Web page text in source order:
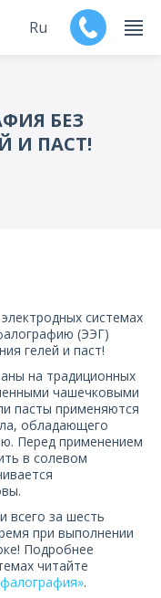
Ru
БЕЗ
И ПАСТ!
системах
(ЭЭГ)
гелей и паст!
на традиционных
чашечковыми
пасты применяются
обладающего
Перед применением
в солевом
всего за шесть
при выполнении
Подробнее
читайте
.